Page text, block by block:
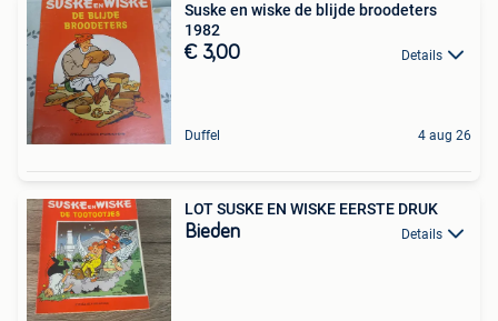
Suske en wiske de blijde broodeters
1982
€ 3,00 Details
Duffel 4 aug 26
LOT SUSKE EN WISKE EERSTE DRUK
Bieden Details